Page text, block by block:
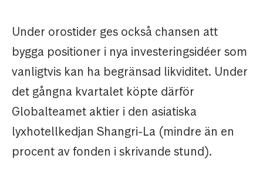
Under orostider ges också chansen att
bygga positioner i nya investeringsidéer som
vanligtvis kan ha begränsad likviditet. Under
det gångna kvartalet köpte därför
Globalteamet aktier i den asiatiska
lyxhotellkedjan Shangri-La (mindre än en
procent av fonden i skrivande stund).